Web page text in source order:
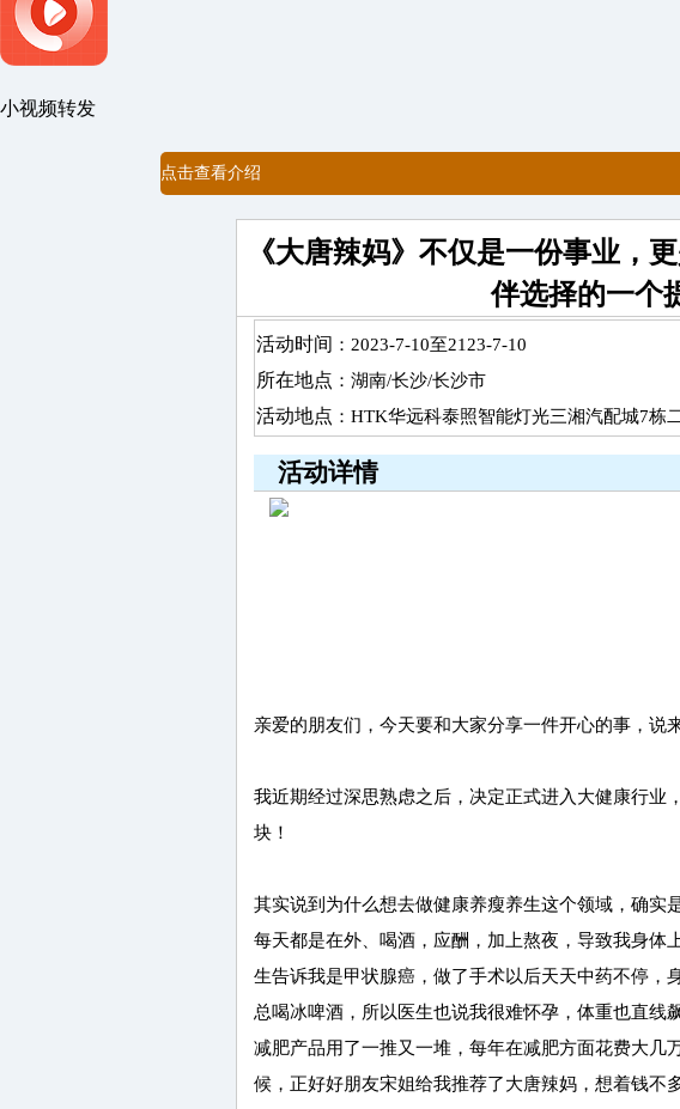
小视频转发
点击查看介绍
《大唐辣妈》不仅是一份事业，
伴选择的一个
活动时间 ：2023-7-10至2123-7-10
所在地点 ：湖南/长沙/长沙市
活动地点 ：HTK华远科泰照智能灯光三湘汽配城7栋
活动详情
亲爱的朋友们，今天要和大家分享一件开心的事，说
我近期经过深思熟虑之后，决定正式进入大健康行业
块！
其实说到为什么想去做健康养瘦养生这个领域，确实
每天都是在外、喝酒，应酬，加上熬夜，导致我身体
生告诉我是甲状腺癌，做了手术以后天天中药不停，
总喝冰啤酒，所以医生也说我很难怀孕，体重也直线
减肥产品用了一推又一堆，每年在减肥方面花费大几
候，正好好朋友宋姐给我推荐了大唐辣妈，想着钱不